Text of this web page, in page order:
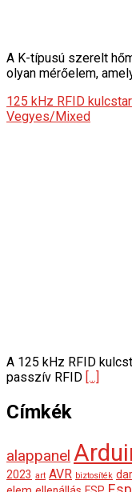
A K-típusú szerelt
olyan mérőelem,
125 kHz RFID
Vegyes/Mixed
A 125 kHz RFID
passzív RFID [...]
Címkék
alappanel
2023 art AVR biztosíték